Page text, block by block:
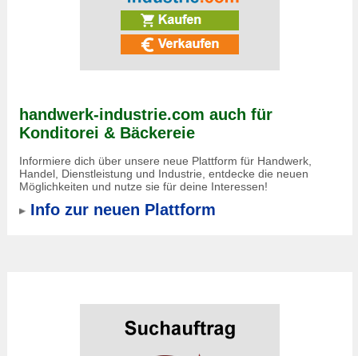
handwerk-industrie.com auch für
Konditorei & Bäckereie
Informiere dich über unsere neue Plattform für Handwerk,
Handel, Dienstleistung und Industrie, entdecke die neuen
Möglichkeiten und nutze sie für deine Interessen!
Info zur neuen Plattform